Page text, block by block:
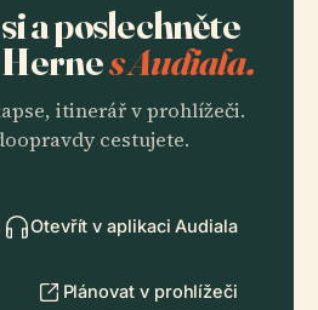
a poslechněte
s Audiala.
itinerář v prohlížeči.
cestujete.
Otevřít v aplikaci Audiala
Plánovat v prohlížeči